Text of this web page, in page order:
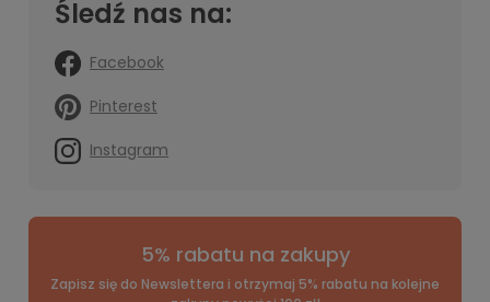
Śledź nas na:
Facebook
Pinterest
Instagram
5% rabatu na zakupy
Zapisz się do Newslettera i otrzymaj 5% rabatu na kolejne